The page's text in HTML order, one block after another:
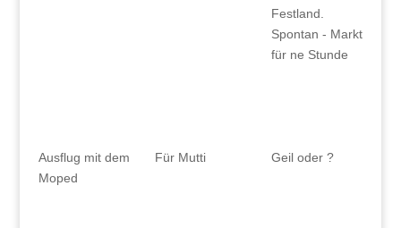
Festland.
Spontan - Markt
für ne Stunde
Ausflug mit dem
Moped
Für Mutti Geil oder ?